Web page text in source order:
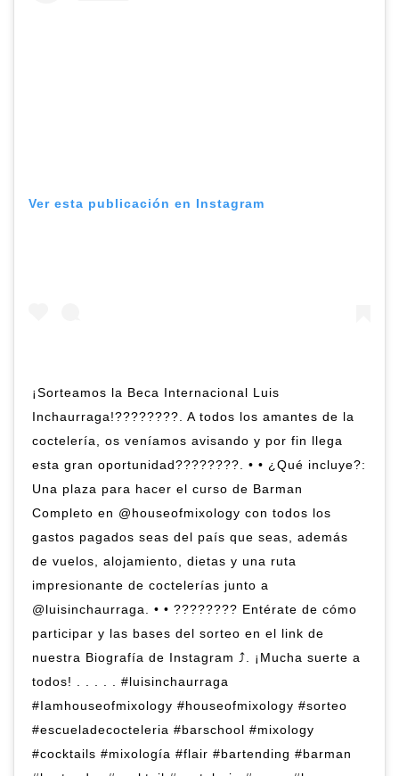
Ver esta publicación en Instagram
¡Sorteamos la Beca Internacional Luis
Inchaurraga!????????. A todos los amantes de la
coctelería, os veníamos avisando y por fin llega
esta gran oportunidad????????. • • ¿Qué incluye?:
Una plaza para hacer el curso de Barman
Completo en @houseofmixology con todos los
gastos pagados seas del país que seas, además
de vuelos, alojamiento, dietas y una ruta
impresionante de coctelerías junto a
@luisinchaurraga. • • ???????? Entérate de cómo
participar y las bases del sorteo en el link de
nuestra Biografía de Instagram ⤴️. ¡Mucha suerte a
todos! . . . . . #luisinchaurraga
#Iamhouseofmixology #houseofmixology #sorteo
#escueladecocteleria #barschool #mixology
#cocktails #mixología #flair #bartending #barman